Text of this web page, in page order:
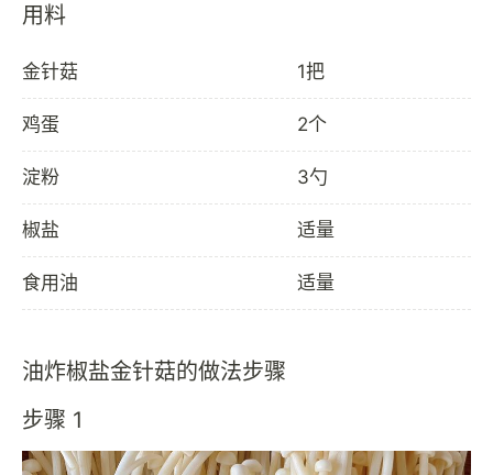
用料
金针菇 1把
鸡蛋 2个
淀粉 3勺
椒盐 适量
食用油 适量
油炸椒盐金针菇的做法步骤
步骤 1